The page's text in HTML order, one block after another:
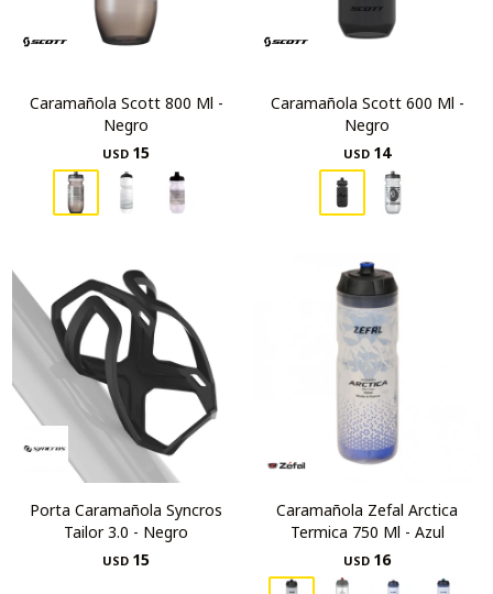
Caramañola Scott 800 Ml -
Negro
USD 15
Caramañola Scott 600 Ml -
Negro
USD 14
Porta Caramañola Syncros
Tailor 3.0 - Negro
USD 15
Caramañola Zefal Arctica
Termica 750 Ml - Azul
USD 16